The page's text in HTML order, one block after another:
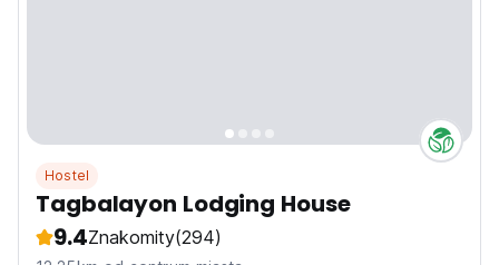
Hostel
Tagbalayon Lodging House
9.4Znakomity(294)